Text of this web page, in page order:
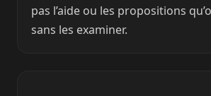
pas l’aide ou les propositions
sans les examiner.